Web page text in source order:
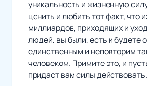
уникальность и жизненную
ценить и любить тот факт, что
миллиардов, приходящих и
людей, вы были, есть и будете
единственным и неповторим
человеком. Примите это, и
придаст вам силы действовать.